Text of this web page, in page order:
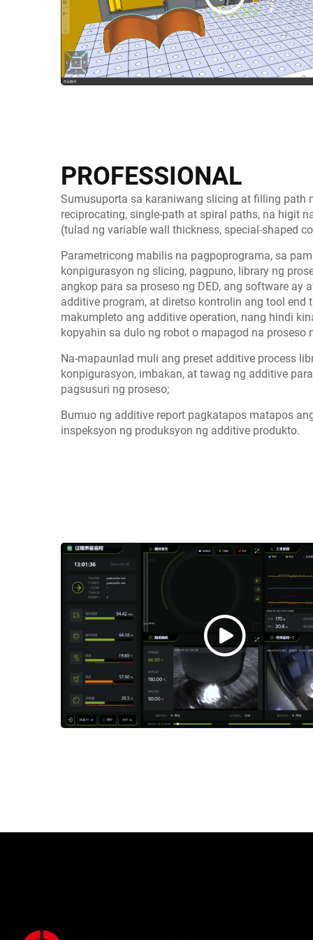
PROFESSIONAL
Sumusuporta sa karaniwang slicing at filling path
reciprocating, single-path at spiral paths, na higit
(tulad ng variable wall thickness, special-shaped
Parametricong mabilis na pagpoprograma, sa
konpigurasyon ng slicing, pagpuno, library ng
angkop para sa proseso ng DED, ang software
additive program, at diretso kontrolin ang tool
makumpleto ang additive operation, nang hindi
kopyahin sa dulo ng robot o mapagod na proseso
Na-mapaunlad muli ang preset additive process
konpigurasyon, imbakan, at tawag ng additive
pagsusuri ng proseso;
Bumuo ng additive report pagkatapos matapos
inspeksyon ng produksyon ng additive produkto.